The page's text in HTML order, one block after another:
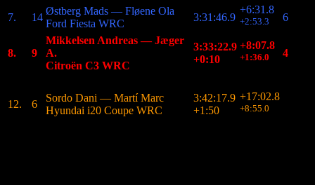
7. 14
Østberg Mads — Fløene Ola
Ford Fiesta WRC
3:31:46.9
+6:31.8
+2:53.3 6
8. 9
Mikkelsen Andreas—Jæger
A.
Citroën C3 WRC
3:33:22.9
+0:10
+8:07.8
+1:36.0 4
12.
6
Sordo Dani — Martí Marc
Hyundai i20 Coupe WRC
3:42:17.9
+1:50
+17:02.8
+8:55.0